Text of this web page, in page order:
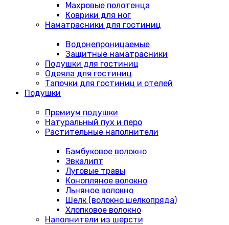
Махровые полотенца
Коврики для ног
Наматрасники для гостиниц
Водонепроницаемые
Защитные наматрасники
Подушки для гостиниц
Одеяла для гостиниц
Тапочки для гостиниц и отелей
Подушки
Премиум подушки
Натуральный пух и перо
Растительные наполнители
Бамбуковое волокно
Эвкалипт
Луговые травы
Конопляное волокно
Льняное волокно
Шелк (волокно шелкопряда)
Хлопковое волокно
Наполнители из шерсти